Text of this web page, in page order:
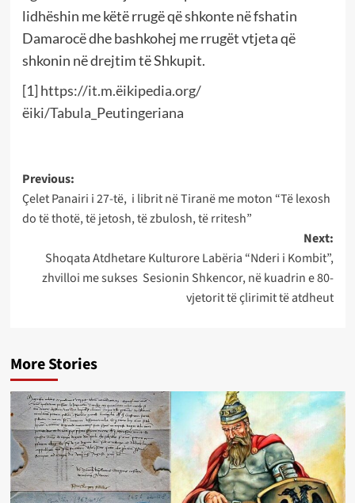
lidhëshin me këtë rrugë që shkonte në fshatin
Damarocë dhe bashkohej me rrugët vtjeta që
shkonin në drejtim të Shkupit.
[1] https://it.m.ëikipedia.org/
ëiki/Tabula_Peutingeriana
Post
navigation
Previous:
Çelet Panairi i 27-të, i librit në Tiranë me moton “Të lexosh
do të thotë, të jetosh, të zbulosh, të rritesh”
Next:
Shoqata Atdhetare Kulturore Labëria “Nderi i Kombit”,
zhvilloi me sukses Sesionin Shkencor, në kuadrin e 80-
vjetorit të çlirimit të atdheut
More Stories